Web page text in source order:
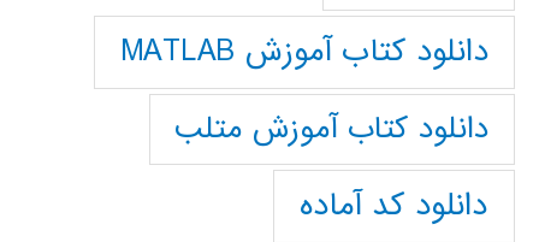
دانلود کتاب آموزش MATLAB
دانلود کتاب آموزش متلب
دانلود کد آماده